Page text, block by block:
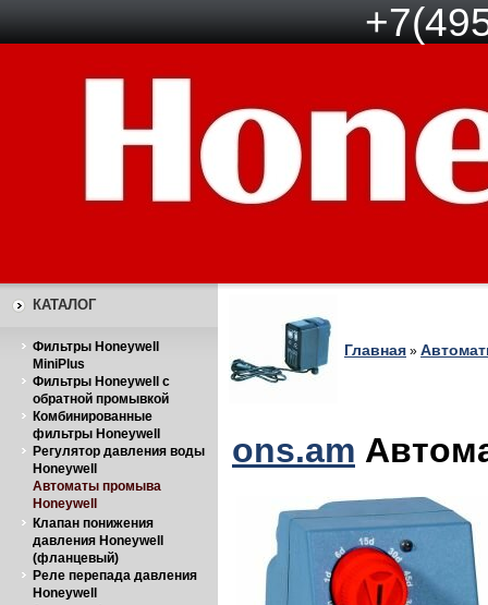
КАТАЛОГ
Фильтры Honeywell
MiniPlus
Фильтры Honeywell с
обратной промывкой
Комбинированные
фильтры Honeywell
Регулятор давления воды
Honeywell
Автоматы промыва
Honeywell
Клапан понижения
давления Honeywell
(фланцевый)
Реле перепада давления
Honeywell
Главная »
ons.am